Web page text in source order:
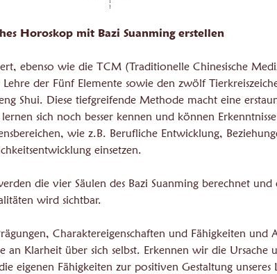
Horoskop mit Bazi Suanming erstellen
ebenso wie die TCM (Traditionelle Chinesische
der Fünf Elemente sowie den zwölf
Shui. Diese tiefgreifende Methode macht eine
sich noch besser kennen und können
wie z.B. Berufliche Entwicklung,
einsetzen.
die vier Säulen des Bazi Suanming berechnet und
wird sichtbar.
Charaktereigenschaften und Fähigkeiten und
an Klarheit über sich selbst. Erkennen wir die Ursache
eigenen Fähigkeiten zur positiven Gestaltung unseres